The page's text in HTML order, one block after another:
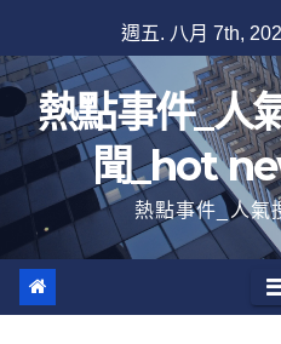
至
內
容
週五. 八月 7th,
熱點事件_人
聞_hot
熱點事件_人氣